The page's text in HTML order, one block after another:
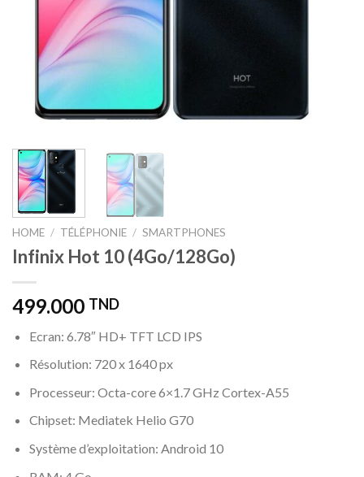
HOME / TÉLÉPHONIE / SMARTPHONES
Infinix Hot 10 (4Go/128Go)
499.000 TND
Ecran: 6.78″ HD+ TFT LCD IPS
Résolution: 720 x 1640 px
Processeur: Octa-core 6×1.7 GHz Cortex-A55
Chipset: Mediatek Helio G70
Système d’exploitation: Android 10